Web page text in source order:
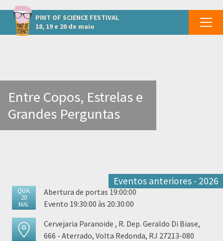
PINT OF SCIENCE FESTIVAL
18, 19 e 20 de maio
Outros eventos em Volta Redonda
Entre Copos, Estrelas e
Grandes Perguntas
Eventos anteriores - 2026
QUA.
20
MAI.
Abertura de portas 19:00:00
Evento 19:30:00 às 20:30:00
Cervejaria Paranoide , R. Dep. Geraldo Di Biase,
666 - Aterrado, Volta Redonda, RJ 27213-080